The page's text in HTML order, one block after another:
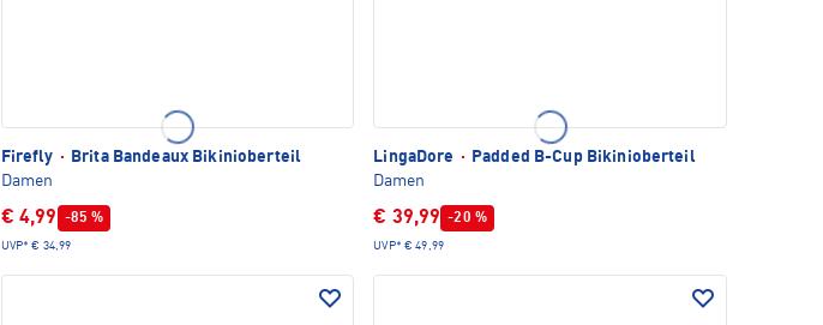
Firefly ·
Brita Bandeaux Bikinioberteil
Damen
€ 4,99 -85 %
UVP* € 34,99
LingaDore ·
Padded B-Cup Bikinioberteil
Damen
€ 39,99 -20 %
UVP* € 49,99